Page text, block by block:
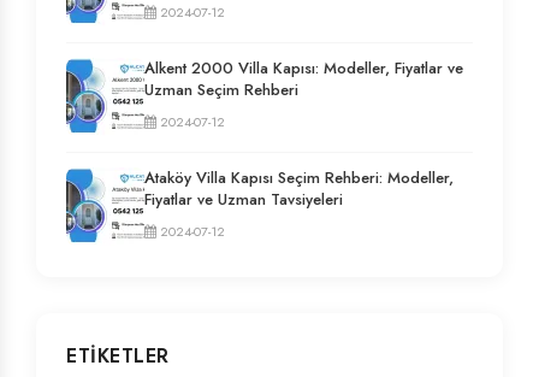
2024-07-12
Alkent 2000 Villa Kapısı: Modeller, Fiyatlar ve
Uzman Seçim Rehberi
2024-07-12
Ataköy Villa Kapısı Seçim Rehberi: Modeller,
Fiyatlar ve Uzman Tavsiyeleri
2024-07-12
ETIKETLER